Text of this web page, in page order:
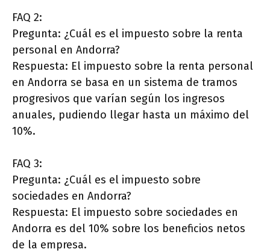
FAQ 2:
Pregunta: ¿Cuál es el impuesto sobre la renta
personal en Andorra?
Respuesta: El impuesto sobre la renta personal
en Andorra se basa en un sistema de tramos
progresivos que varían según los ingresos
anuales, pudiendo llegar hasta un máximo del
10%.
FAQ 3:
Pregunta: ¿Cuál es el impuesto sobre
sociedades en Andorra?
Respuesta: El impuesto sobre sociedades en
Andorra es del 10% sobre los beneficios netos
de la empresa.